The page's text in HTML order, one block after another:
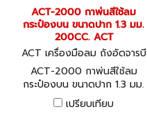
ACT-2000 กาพ่นสีใช้ลม
กระป๋องบน ขนาดปาก 1.3 มม.
200CC. ACT
ACT เครื่องมือลม ถังอัดจารบี
อุปกรณ์งานลมต่างๆ ACT-20
00
ACT-2000 กาพ่นสีใช้ลม
กระป๋องบน ขนาดปาก 1.3 มม.
200CC. ACT
เปรียบเทียบ